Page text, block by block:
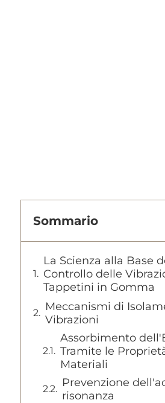
Sommario
La Scienza alla Base
Controllo delle
Tappetini in Gomma
Meccanismi di
Vibrazioni
Assorbimento
Tramite le
Materiali
Prevenzione
risonanza